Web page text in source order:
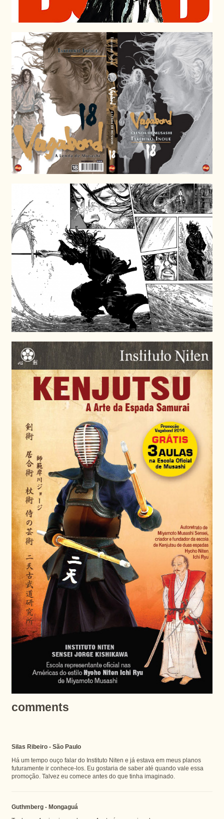
comments
Silas Ribeiro - São Paulo
Há um tempo ouço falar do Instituto Niten e já estava em meus planos
futuramente ir conhece-los. Eu gostaria de saber até quando vale essa
promoção. Talvez eu comece antes do que tinha imaginado.
Guthmberg - Mongaguá